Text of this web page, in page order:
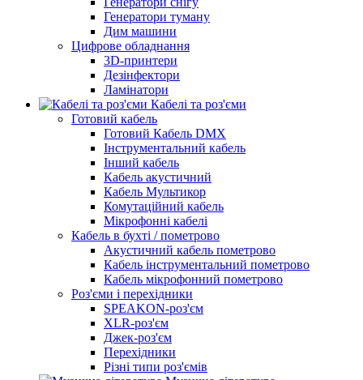
Генератори туману
Дим машини
Цифрове обладнання
3D-принтери
Дезінфектори
Ламінатори
Кабелі та роз'єми
Готовий кабель
Готовий Кабель DMX
Інструментальний кабель
Інший кабель
Кабель акустичний
Кабель Мультикор
Комутаційний кабель
Мікрофонні кабелі
Кабель в бухті / пометрово
Акустичний кабель пометрово
Кабель інструментальний пометрово
Кабель мікрофонний пометрово
Роз'єми і перехідники
SPEAKON-роз'єм
XLR-роз'єм
Джек-роз'єм
Перехідники
Різні типи роз'ємів